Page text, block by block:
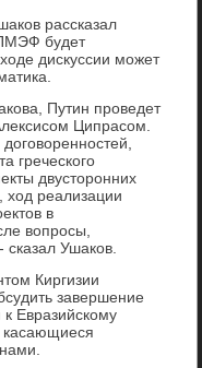
рассказал
будет
дискуссии может
Путин проведет
Ципрасом.
греческого
двусторонних
ход реализации
в
вопросы,
Ушаков.
Киргизии
завершение
Евразийскому
касающиеся